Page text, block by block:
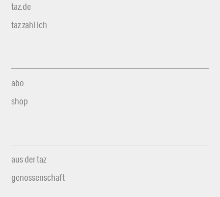
taz.de
taz zahl ich
abo
shop
aus der taz
genossenschaft